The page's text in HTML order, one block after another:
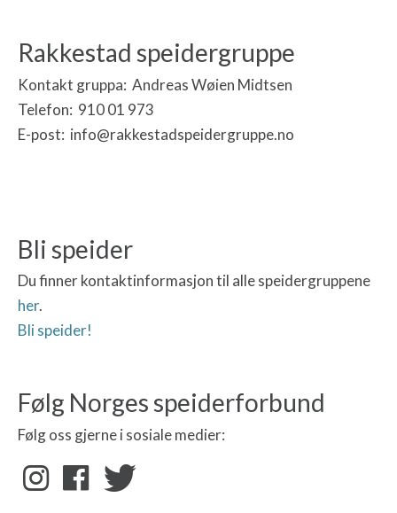
Rakkestad speidergruppe
Kontakt gruppa: Andreas Wøien Midtsen
Telefon: 910 01 973
E-post: info@rakkestadspeidergruppe.no
Bli speider
Du finner kontaktinformasjon til alle speidergruppene
her.
Bli speider!
Følg Norges speiderforbund
Følg oss gjerne i sosiale medier: